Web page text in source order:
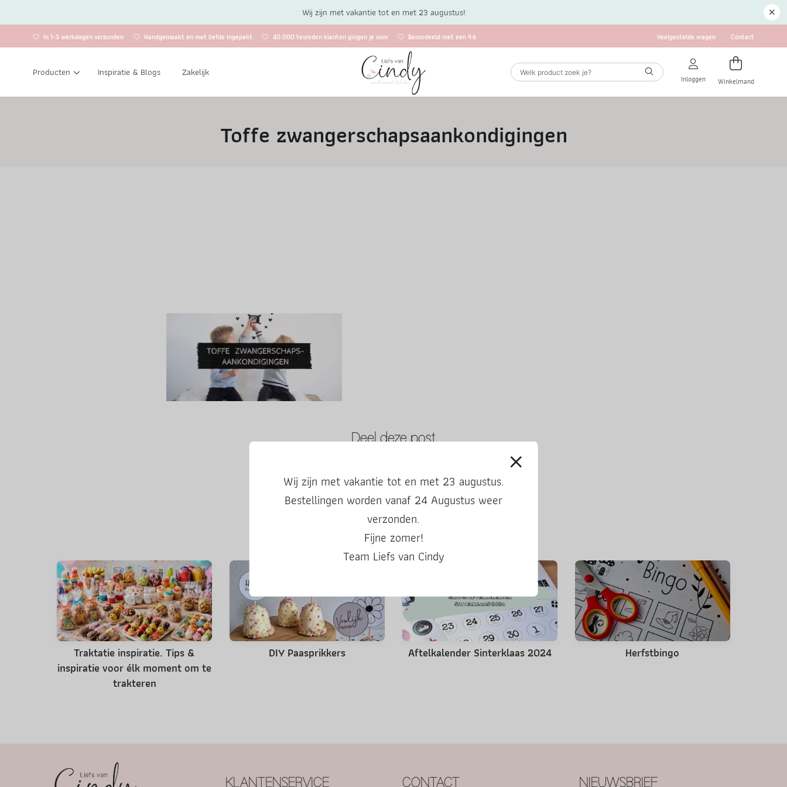
In 1-3 werkdagen verzonden Handgemaakt en met liefde ingepakt 40.000 tevreden klanten gingen je voor Beoordeeld met een 9.6 Veelgestelde vragen Contact
Producten Inspiratie & Blogs Zakelijk Inloggen Winkelmand
Toffe zwangerschapsaankondigingen
Deel deze post
Misschien ook leuk
Traktatie inspiratie. Tips &
inspiratie voor élk moment om te
trakteren
DIY Paasprikkers Aftelkalender Sinterklaas 2024 Herfstbingo
Wij zijn met vakantie tot en met 23 augustus!
Wij zijn met vakantie tot en met 23 augustus.
Bestellingen worden vanaf 24 Augustus weer
verzonden.
Fijne zomer!
Team Liefs van Cindy
KLANTENSERVICE CONTACT NIEUWSBRIEF